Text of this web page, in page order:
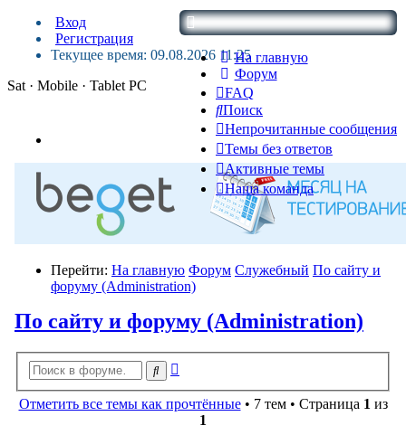
На главную
Форум
FAQ
Поиск
Непрочитанные сообщения
Темы без ответов
Активные темы
Наша команда
Вход
Регистрация
Текущее время: 09.08.2026 11:25
Sat · Mobile · Tablet PC
Перейти: На главную Форум Служебный По сайту и
форуму (Administration)
По сайту и форуму (Administration)
Поиск
Отметить все темы как прочтённые• 7 тем • Страница 1 из
1